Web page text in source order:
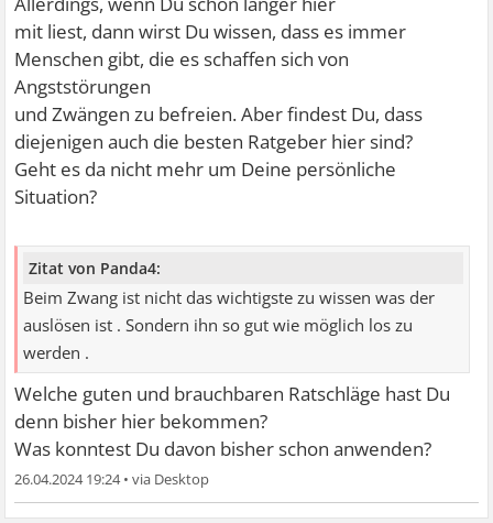
mit liest, dann wirst Du wissen, dass es immer
Menschen gibt, die es schaffen sich von
Angststörungen
und Zwängen zu befreien. Aber findest Du, dass
diejenigen auch die besten Ratgeber hier sind?
Geht es da nicht mehr um Deine persönliche
Situation?
Zitat von Panda4:
Beim Zwang ist nicht das wichtigste zu wissen was der
auslösen ist . Sondern ihn so gut wie möglich los zu
werden .
Welche guten und brauchbaren Ratschläge hast Du
denn bisher hier bekommen?
Was konntest Du davon bisher schon anwenden?
26.04.2024 19:24•